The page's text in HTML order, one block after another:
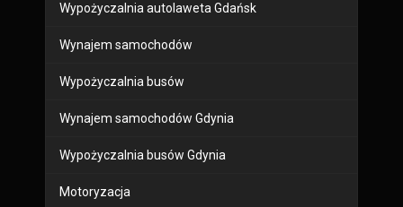
Wypożyczalnia autolaweta Gdańsk
Wynajem samochodów
Wypożyczalnia busów
Wynajem samochodów Gdynia
Wypożyczalnia busów Gdynia
Motoryzacja